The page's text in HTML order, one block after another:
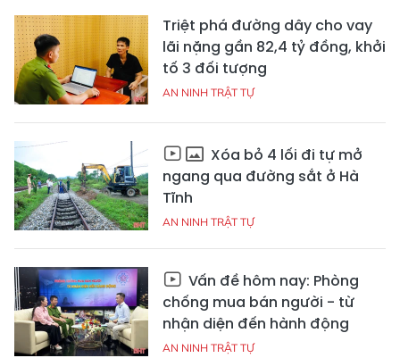
Triệt phá đường dây cho vay
lãi nặng gần 82,4 tỷ đồng, khởi
tố 3 đối tượng
AN NINH TRẬT TỰ
Xóa bỏ 4 lối đi tự mở
ngang qua đường sắt ở Hà
Tĩnh
AN NINH TRẬT TỰ
Vấn đề hôm nay: Phòng
chống mua bán người - từ
nhận diện đến hành động
AN NINH TRẬT TỰ